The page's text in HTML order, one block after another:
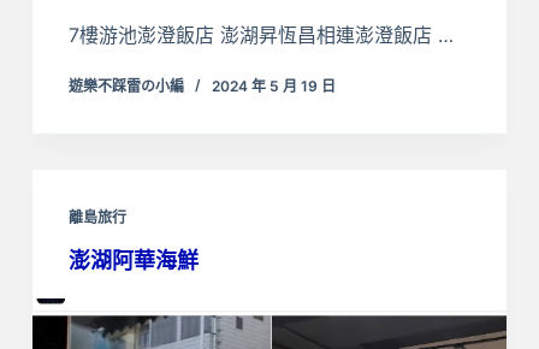
7樓游池澎澄飯店 澎湖昇恆昌相連澎澄飯店 …
遊樂不踩雷の小編 2024 年 5 月 19 日
離島旅行
澎湖阿華海鮮